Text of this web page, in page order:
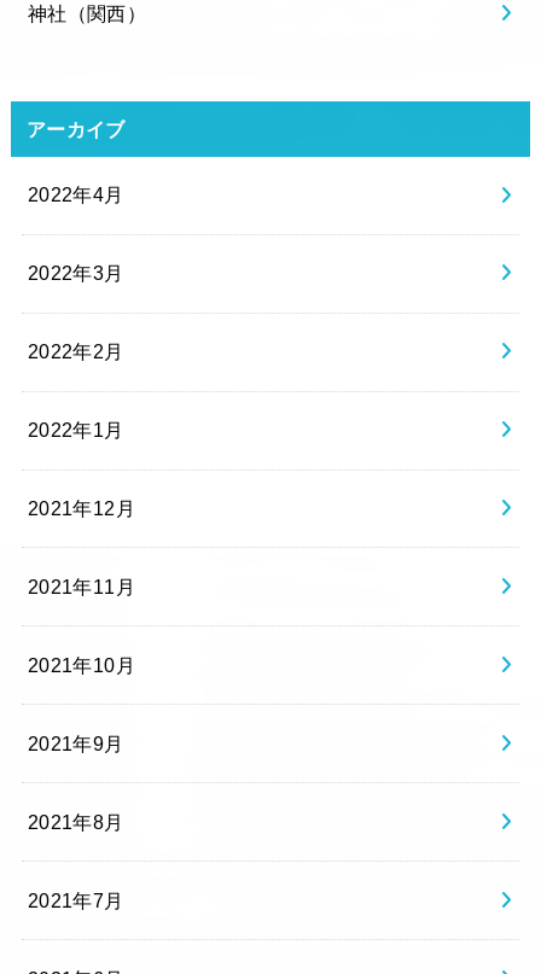
神社（関西）
アーカイブ
2022年4月
2022年3月
2022年2月
2022年1月
2021年12月
2021年11月
2021年10月
2021年9月
2021年8月
2021年7月